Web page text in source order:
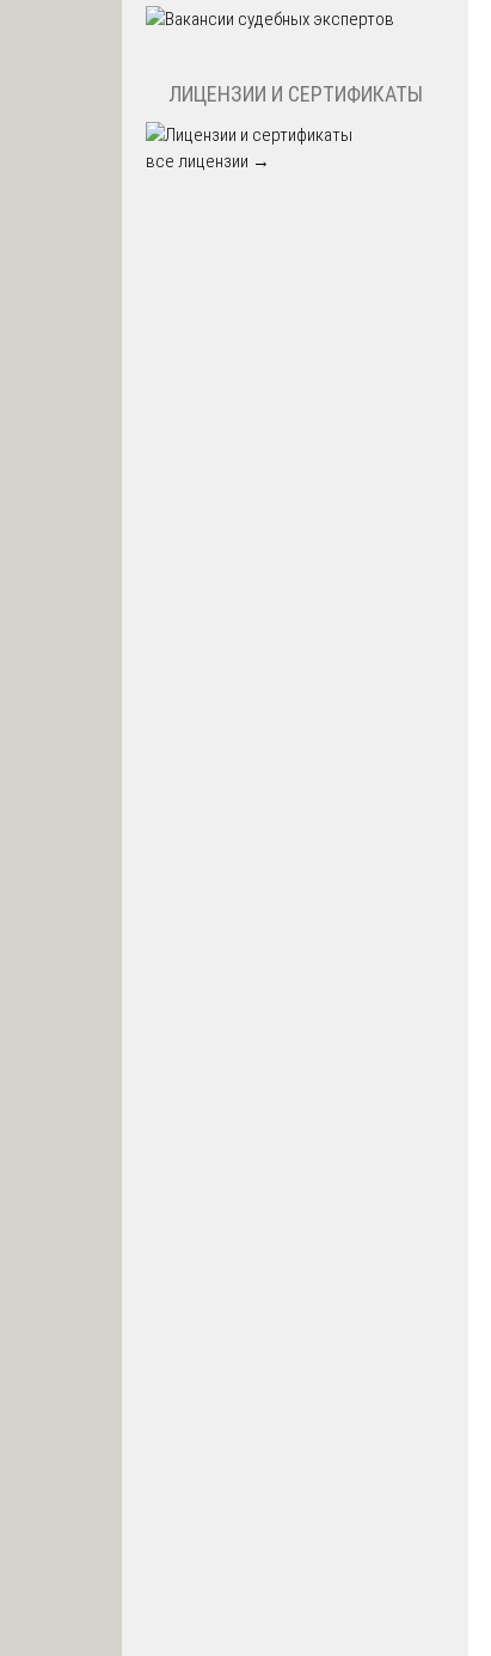
ЛИЦЕНЗИИ И СЕРТИФИКАТЫ
все лицензии →